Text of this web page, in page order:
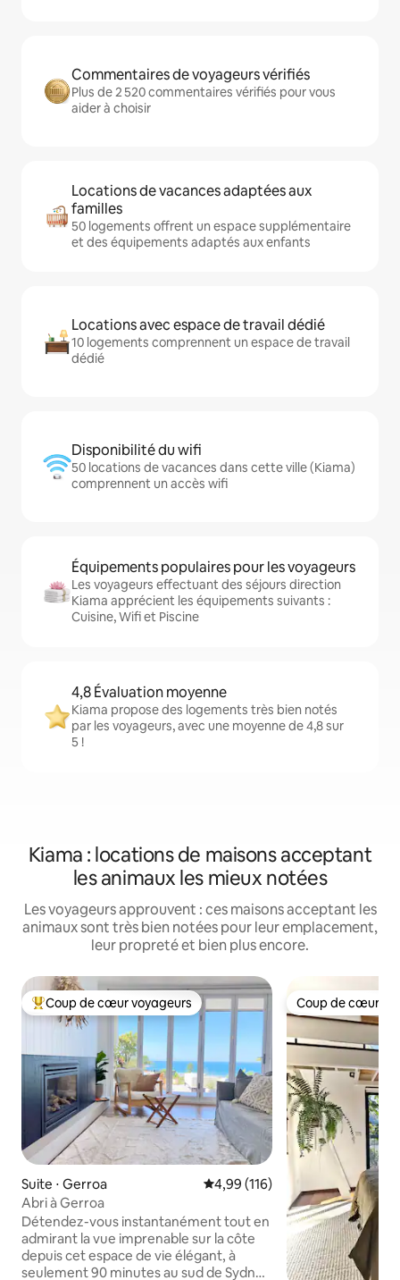
Commentaires de voyageurs vérifiés
Plus de 2 520 commentaires vérifiés pour vous
aider à choisir
Locations de vacances adaptées aux
familles
50 logements offrent un espace supplémentaire
et des équipements adaptés aux enfants
Locations avec espace de travail dédié
10 logements comprennent un espace de travail
dédié
Disponibilité du wifi
50 locations de vacances dans cette ville (Kiama)
comprennent un accès wifi
Équipements populaires pour les voyageurs
Les voyageurs effectuant des séjours direction
Kiama apprécient les équipements suivants :
Cuisine, Wifi et Piscine
4,8 Évaluation moyenne
Kiama propose des logements très bien notés
par les voyageurs, avec une moyenne de 4,8 sur
5 !
Kiama : locations de maisons acceptant
les animaux les mieux notées
Les voyageurs approuvent : ces maisons acceptant les
animaux sont très bien notées pour leur emplacement,
leur propreté et bien plus encore.
Coups de cœur voyageurs les plus appréciés
Coup de cœur voyageurs
Suite ⋅ Gerroa Évaluation moyenne sur la
4,99 (116)
Abri à Gerroa
Détendez-vous instantanément tout en
admirant la vue imprenable sur la côte
depuis cet espace de vie élégant, à
seulement 90 minutes au sud de Sydney
Coup de cœur
Coup de cœur